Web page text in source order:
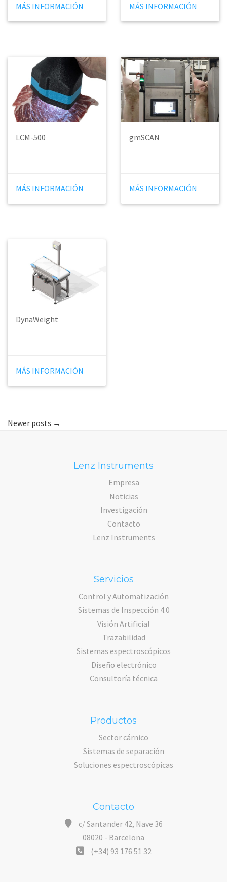
MÁS INFORMACIÓN MÁS INFORMACIÓN
LCM-500
MÁS INFORMACIÓN
gmSCAN
MÁS INFORMACIÓN
DynaWeight
MÁS INFORMACIÓN
Newer posts →
Lenz Instruments
Empresa
Noticias
Investigación
Contacto
Lenz Instruments
Servicios
Control y Automatización
Sistemas de Inspección 4.0
Visión Artificial
Trazabilidad
Sistemas espectroscópicos
Diseño electrónico
Consultoría técnica
Productos
Sector cárnico
Sistemas de separación
Soluciones espectroscópicas
Contacto
c/ Santander 42, Nave 36
08020 - Barcelona
(+34) 93 176 51 32